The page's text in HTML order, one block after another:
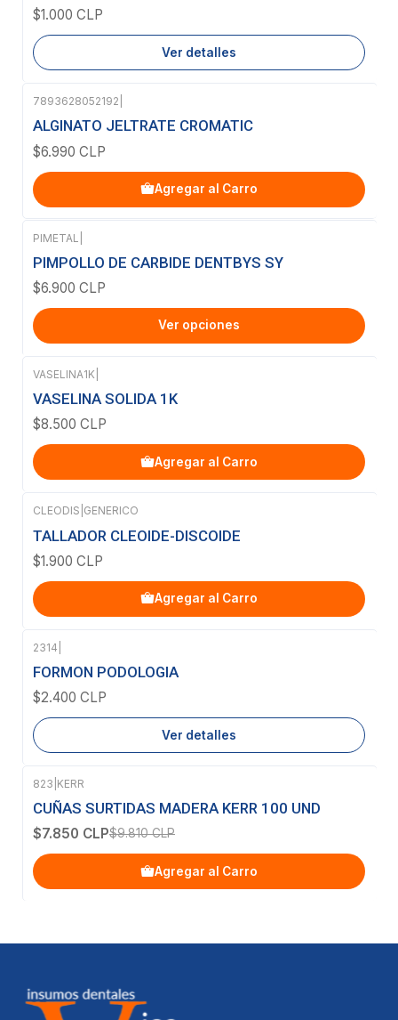
$1.000 CLP
Ver detalles
7893628052192
ALGINATO JELTRATE CROMATIC
$6.990 CLP
Agregar al Carro
PIMETAL
PIMPOLLO DE CARBIDE DENTBYS SY
$6.900 CLP
Ver opciones
VASELINA1K
VASELINA SOLIDA 1K
$8.500 CLP
Agregar al Carro
CLEODIS GENERICO
TALLADOR CLEOIDE-DISCOIDE
$1.900 CLP
Agregar al Carro
Agotado
2314
FORMON PODOLOGIA
$2.400 CLP
Ver detalles
-20%OFF
823 KERR
CUÑAS SURTIDAS MADERA KERR 100 UND
$7.850 CLP$9.810 CLP
Agregar al Carro